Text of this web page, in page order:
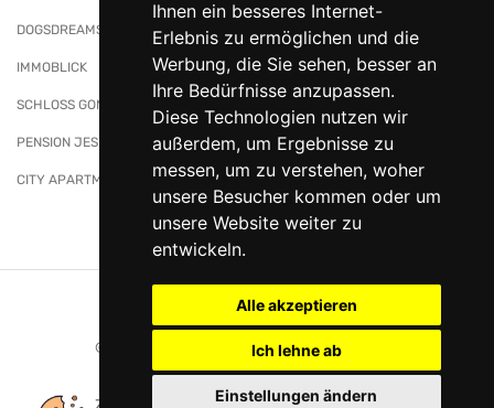
Ihnen ein besseres Internet-
Erlebnis zu ermöglichen und die
Werbung, die Sie sehen, besser an
Ihre Bedürfnisse anzupassen.
Diese Technologien nutzen wir
außerdem, um Ergebnisse zu
messen, um zu verstehen, woher
unsere Besucher kommen oder um
unsere Website weiter zu
entwickeln.
Alle akzeptieren
Ich lehne ab
Einstellungen ändern
DOGSDREAMS
IMMOBLICK
SCHLOSS GONDELSHEIM
PENSION JESKE
CITY APARTMENTS
Datenschutz |
Impressum
© 2026 Naturkorb. Alle Rechte vorbehalten